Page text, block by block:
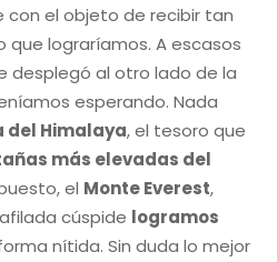
con el objeto de recibir tan
que lograríamos. A escasos
desplegó al otro lado de la
esperando. Nada
del Himalaya, el tesoro que
más elevadas del
el Monte Everest,
cúspide logramos
nítida. Sin duda lo mejor